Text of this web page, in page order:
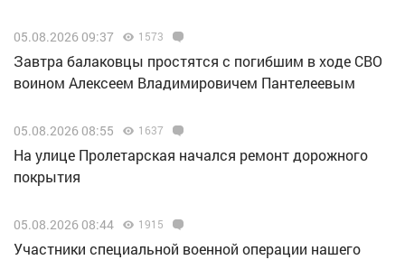
05.08.2026 09:37 1573
Завтра балаковцы простятся с погибшим в ходе СВО
воином Алексеем Владимировичем Пантелеевым
05.08.2026 08:55 1637
На улице Пролетарская начался ремонт дорожного
покрытия
05.08.2026 08:44 1915
Участники специальной военной операции нашего